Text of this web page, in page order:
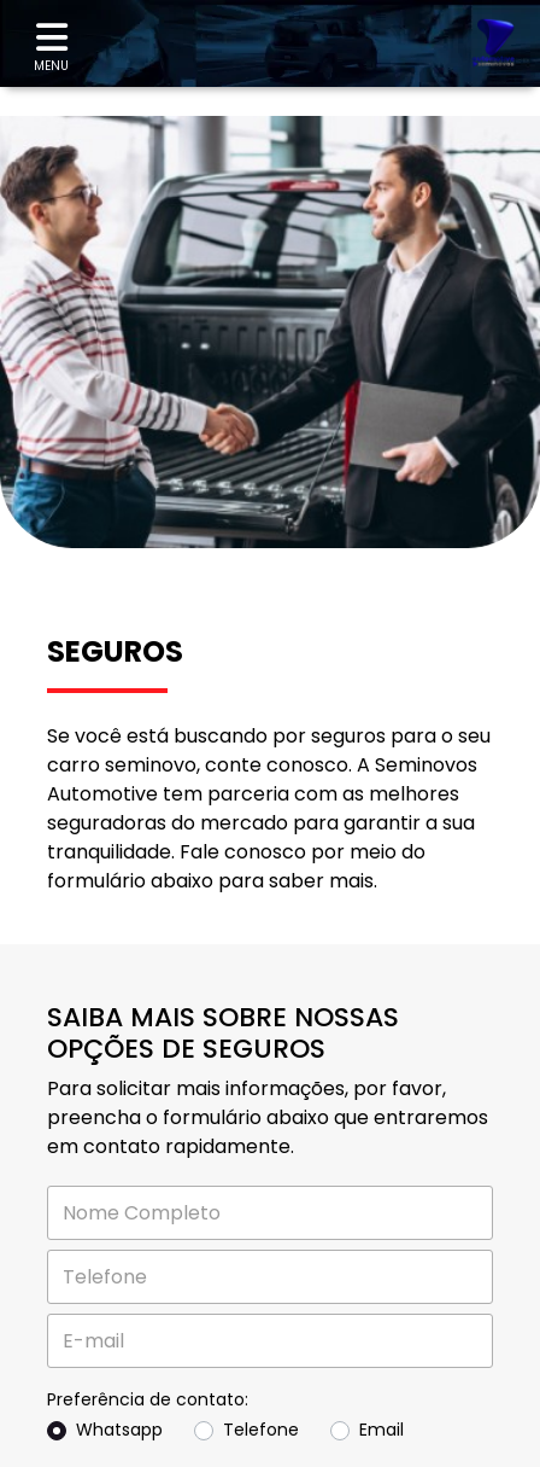
MENU
SEGUROS
Se você está buscando por seguros para o seu
carro seminovo, conte conosco. A Seminovos
Automotive tem parceria com as melhores
seguradoras do mercado para garantir a sua
tranquilidade. Fale conosco por meio do
formulário abaixo para saber mais.
SAIBA MAIS SOBRE NOSSAS
OPÇÕES DE SEGUROS
Para solicitar mais informações, por favor,
preencha o formulário abaixo que entraremos
em contato rapidamente.
Preferência de contato:
Whatsapp
Telefone Email